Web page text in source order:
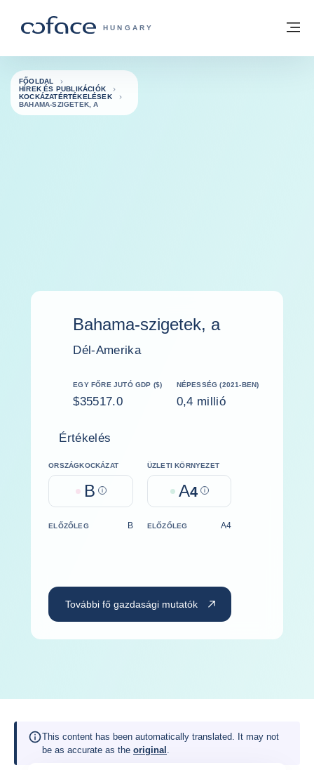
COFACE FOR TRADE - A COFACE
HUNGARY
Vissza a főoldalra
FŐOLDAL
HÍREK ÉS PUBLIKÁCIÓK
KOCKÁZATÉRTÉKELÉSEK
BAHAMA-SZIGETEK, A
Bahama-szigetek, a
Dél-Amerika
EGY FŐRE JUTÓ GDP ($)
$35517.0
NÉPESSÉG (2021-BEN)
0,4 millió
Értékelés
ORSZÁGKOCKÁZAT
B Help
ÜZLETI KÖRNYEZET
A4 Help
ELŐZŐLEG B ELŐZŐLEG A4
További fő gazdasági mutatók
This content has been automatically translated. It may not
be as accurate as the original .